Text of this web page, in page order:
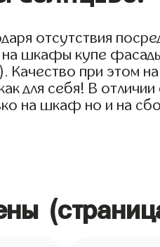
отсутствия
на шкафы купе
Качество при этом
для себя! В отличии
на шкаф но и на